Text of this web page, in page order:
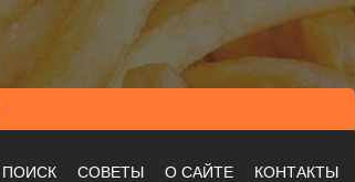
ПОИСК СОВЕТЫ О САЙТЕ КОНТАКТЫ